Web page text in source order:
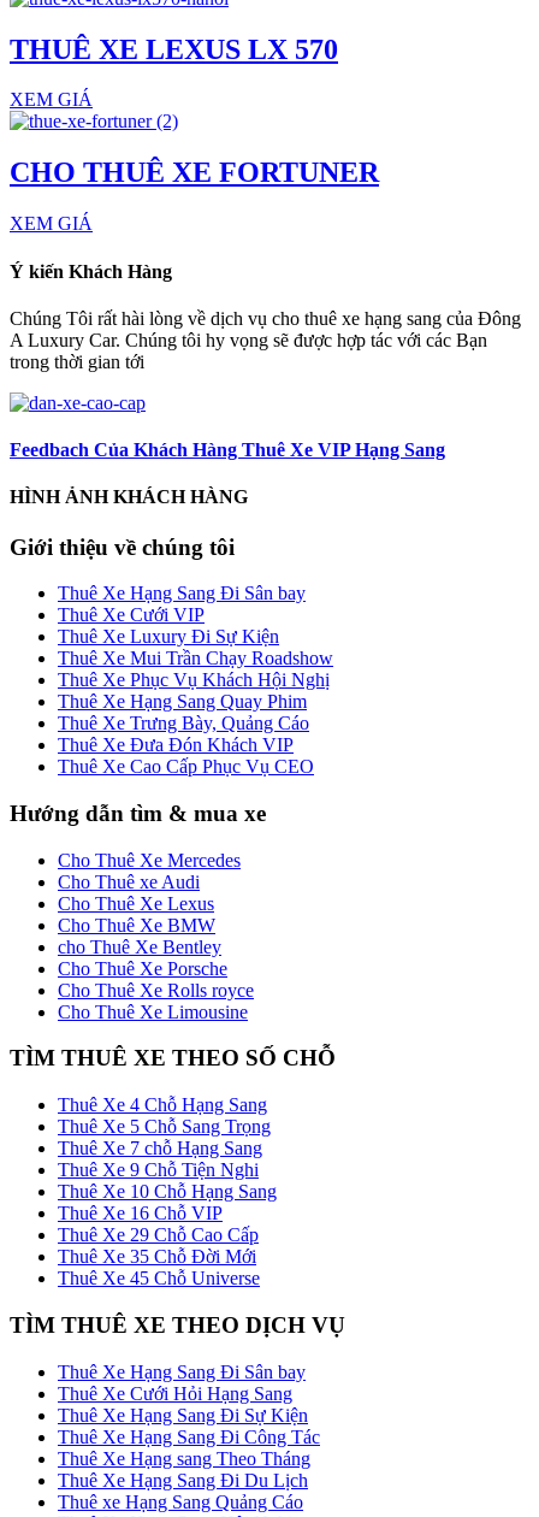
THUÊ XE LEXUS LX 570
XEM GIÁ
CHO THUÊ XE FORTUNER
XEM GIÁ
Ý kiến Khách Hàng
Chúng Tôi rất hài lòng về dịch vụ cho thuê xe hạng sang của Đông
A Luxury Car. Chúng tôi hy vọng sẽ được hợp tác với các Bạn
trong thời gian tới
Feedbach Của Khách Hàng Thuê Xe VIP Hạng Sang
HÌNH ẢNH KHÁCH HÀNG
Giới thiệu về chúng tôi
Thuê Xe Hạng Sang Đi Sân bay
Thuê Xe Cưới VIP
Thuê Xe Luxury Đi Sự Kiện
Thuê Xe Mui Trần Chạy Roadshow
Thuê Xe Phục Vụ Khách Hội Nghị
Thuê Xe Hạng Sang Quay Phim
Thuê Xe Trưng Bày, Quảng Cáo
Thuê Xe Đưa Đón Khách VIP
Thuê Xe Cao Cấp Phục Vụ CEO
Hướng dẫn tìm & mua xe
Cho Thuê Xe Mercedes
Cho Thuê xe Audi
Cho Thuê Xe Lexus
Cho Thuê Xe BMW
cho Thuê Xe Bentley
Cho Thuê Xe Porsche
Cho Thuê Xe Rolls royce
Cho Thuê Xe Limousine
TÌM THUÊ XE THEO SỐ CHỖ
Thuê Xe 4 Chỗ Hạng Sang
Thuê Xe 5 Chỗ Sang Trọng
Thuê Xe 7 chỗ Hạng Sang
Thuê Xe 9 Chỗ Tiện Nghi
Thuê Xe 10 Chỗ Hạng Sang
Thuê Xe 16 Chỗ VIP
Thuê Xe 29 Chỗ Cao Cấp
Thuê Xe 35 Chỗ Đời Mới
Thuê Xe 45 Chỗ Universe
TÌM THUÊ XE THEO DỊCH VỤ
Thuê Xe Hạng Sang Đi Sân bay
Thuê Xe Cưới Hỏi Hạng Sang
Thuê Xe Hạng Sang Đi Sự Kiện
Thuê Xe Hạng Sang Đi Công Tác
Thuê Xe Hạng sang Theo Tháng
Thuê Xe Hạng Sang Đi Du Lịch
Thuê xe Hạng Sang Quảng Cáo